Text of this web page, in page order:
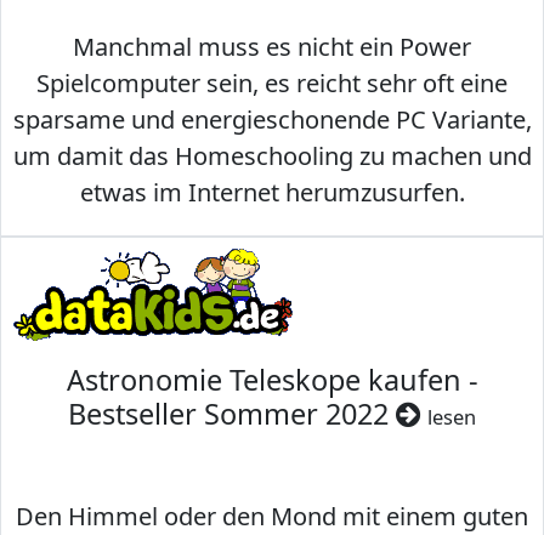
Manchmal muss es nicht ein Power
Spielcomputer sein, es reicht sehr oft eine
sparsame und energieschonende PC Variante,
um damit das Homeschooling zu machen und
etwas im Internet herumzusurfen.
Astronomie Teleskope kaufen -
Bestseller Sommer 2022
lesen
Den Himmel oder den Mond mit einem guten